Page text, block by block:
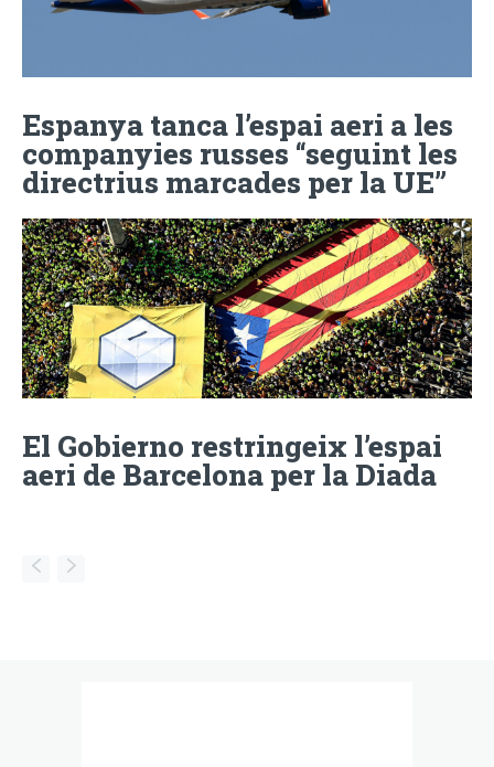
Espanya tanca l’espai aeri a les
companyies russes “seguint les
directrius marcades per la UE”
El Gobierno restringeix l’espai
aeri de Barcelona per la Diada